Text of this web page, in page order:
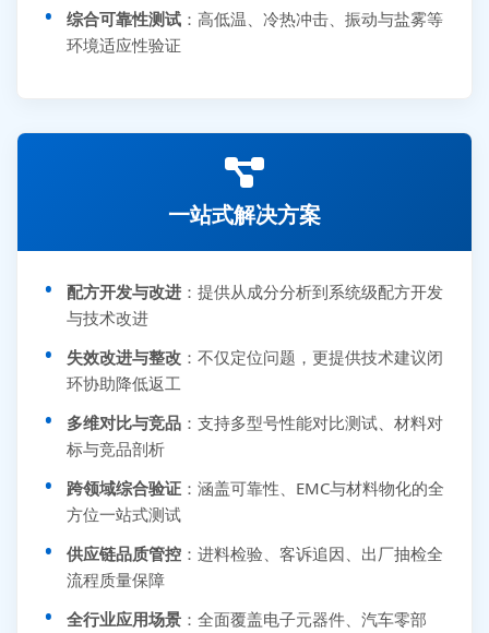
综合可靠性测试 ：高低温、冷热冲击、振动与盐雾等
环境适应性验证
一站式解决方案
配方开发与改进 ：提供从成分分析到系统级配方开发
与技术改进
失效改进与整改 ：不仅定位问题，更提供技术建议闭
环协助降低返工
多维对比与竞品 ：支持多型号性能对比测试、材料对
标与竞品剖析
跨领域综合验证 ：涵盖可靠性、EMC与材料物化的全
方位一站式测试
供应链品质管控 ：进料检验、客诉追因、出厂抽检全
流程质量保障
全行业应用场景 ：全面覆盖电子元器件、汽车零部